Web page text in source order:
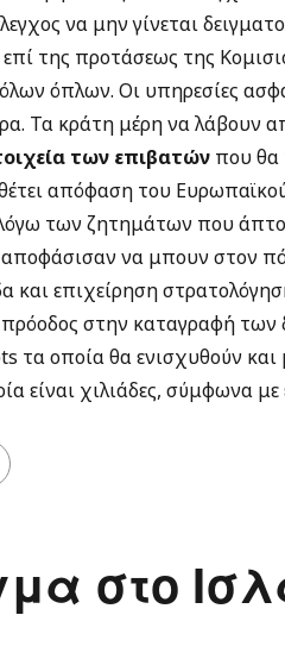
να μην γίνεται
της προτάσεως της
όπλων. Οι υπηρεσίες
Τα κράτη μέρη να λάβουν
των επιβατώνπου θα
απόφαση του
των ζητημάτων που
να μπουν στον
και επιχείρηση
πρόοδος στην καταγραφή
οποία θα ενισχυθούν και
είναι χιλιάδες, σύμφωνα με
στο